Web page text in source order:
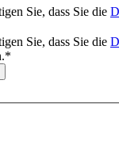
Sie, dass Sie die
Sie, dass Sie die
*